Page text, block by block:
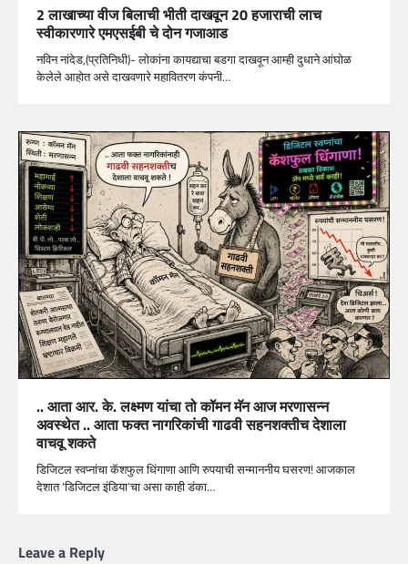
2 लाखाच्या वीज बिलाची भीती दाखवून 20 हजाराची लाच
स्वीकारणारे एमएसईबी चे दोन गजाआड
नविन नांदेड,(प्रतिनिधी)- लोकांना कायद्याचा बडगा दाखवून आम्ही दुधाने आंघोळ
केलेले आहोत असे दाखवणारे महावितरण कंपनी…
.. आता आर. के. लक्ष्मण यांचा तो कॉमन मॅन आज मरणासन्न
अवस्थेत .. आता फक्त नागरिकांची गाढवी सहनशक्तीच देशाला
वाचवू शकते
डिजिटल स्वप्नांचा कॅशफुल धिंगाणा आणि रुपयाची सन्माननीय घसरण! आजकाल
देशात ‘डिजिटल इंडिया’चा असा काही डंका…
Leave a Reply